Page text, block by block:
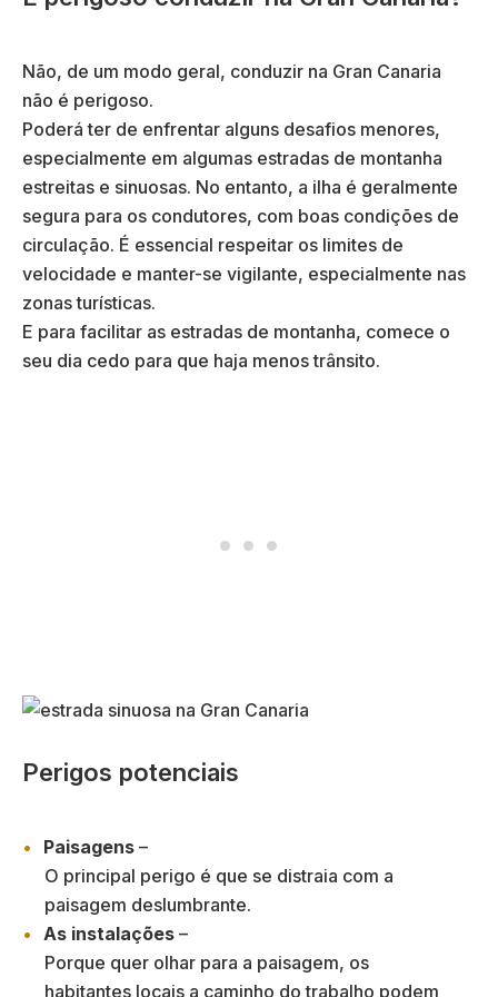
Não, de um modo geral, conduzir na Gran Canaria
não é perigoso.
Poderá ter de enfrentar alguns desafios menores,
especialmente em algumas estradas de montanha
estreitas e sinuosas. No entanto, a ilha é geralmente
segura para os condutores, com boas condições de
circulação. É essencial respeitar os limites de
velocidade e manter-se vigilante, especialmente nas
zonas turísticas.
E para facilitar as estradas de montanha, comece o
seu dia cedo para que haja menos trânsito.
Perigos potenciais
Paisagens –
O principal perigo é que se distraia com a
paisagem deslumbrante.
As instalações –
Porque quer olhar para a paisagem, os
habitantes locais a caminho do trabalho podem